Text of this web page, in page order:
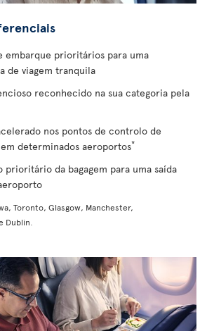
embarque prioritários para uma
de viagem tranquila
reconhecido na sua categoria pela
nos pontos de controlo de
determinados aeroportos*
prioritário da bagagem para uma saída
Toronto, Glasgow, Manchester,
Dublin.